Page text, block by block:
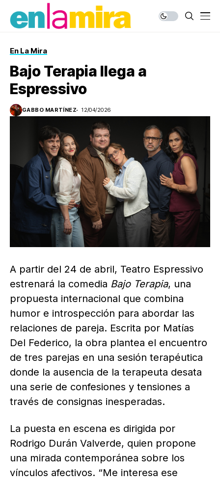
En La Mira
Bajo Terapia llega a
Espressivo
GABBO MARTÍNEZ 12/04/2026
A partir del 24 de abril, Teatro Espressivo
estrenará la comedia Bajo Terapia, una
propuesta internacional que combina
humor e introspección para abordar las
relaciones de pareja. Escrita por Matías
Del Federico, la obra plantea el encuentro
de tres parejas en una sesión terapéutica
donde la ausencia de la terapeuta desata
una serie de confesiones y tensiones a
través de consignas inesperadas.
La puesta en escena es dirigida por
Rodrigo Durán Valverde, quien propone
una mirada contemporánea sobre los
vínculos afectivos. “Me interesa ese